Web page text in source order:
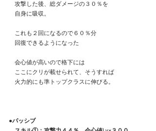
攻撃した後、総ダメージの３０％を
自身に吸収。
これも２回になるので６０％分
回復できるようになった
会心値が高いので格下には
ここにクリが載せられて、そうすれば
火力的にも準トップクラスに伸びる。
●パッシブ